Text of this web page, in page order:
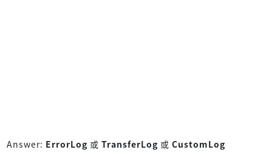
Answer: ErrorLog 或 TransferLog 或 CustomLog